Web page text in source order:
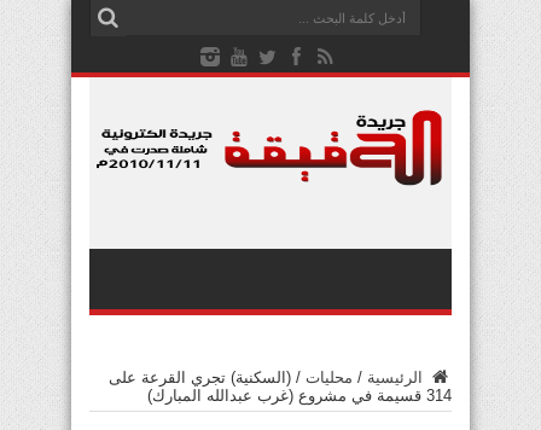
الرئيسية / محليات / (السكنية) تجري القرعة على
314 قسيمة في مشروع (غرب عبدالله المبارك)